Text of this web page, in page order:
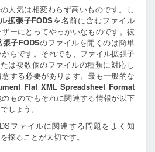
の人気は相変わらず高いものです。し
拡張子FODSを名前に含むファイル
ーにとってやっかいなものです。彼
張子FODSのファイルを開くのは簡単
らです。それでも、ファイル拡張子
は複数個のファイルの種類に対応し
する必要があります。最も一般的な
Flat XML Spreadsheet Format
ものでもそれに関連する情報が以下
しょう。
ファイルに関連する問題をよく知
探ることが大切です。